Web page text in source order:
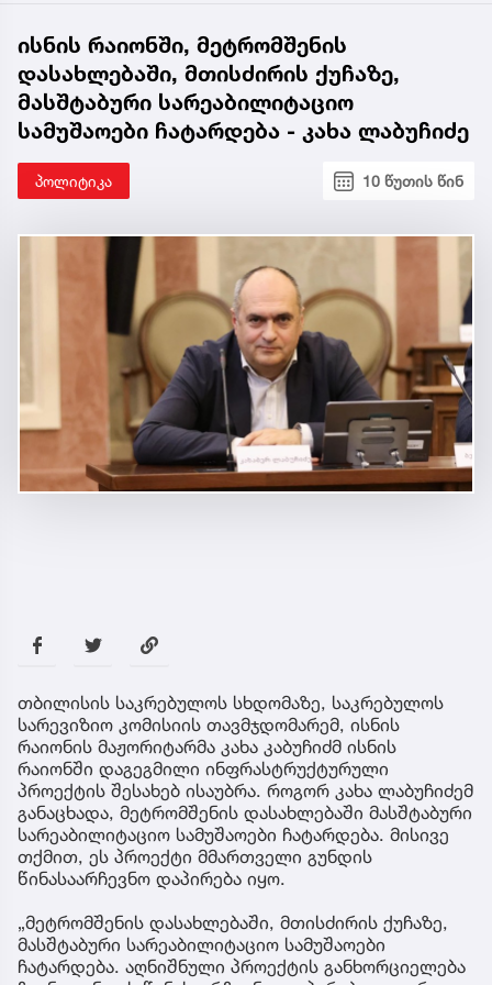
ისნის რაიონში, მეტრომშენის
დასახლებაში, მთისძირის ქუჩაზე,
მასშტაბური სარეაბილიტაციო
სამუშაოები ჩატარდება - კახა ლაბუჩიძე
პოლიტიკა 10 წუთის წინ
თბილისის საკრებულოს სხდომაზე, საკრებულოს
სარევიზიო კომისიის თავმჯდომარემ, ისნის
რაიონის მაჟორიტარმა კახა კაბუჩიძმ ისნის
რაიონში დაგეგმილი ინფრასტრუქტურული
პროექტის შესახებ ისაუბრა. როგორ კახა ლაბუჩიძემ
განაცხადა, მეტრომშენის დასახლებაში მასშტაბური
სარეაბილიტაციო სამუშაოები ჩატარდება. მისივე
თქმით, ეს პროექტი მმართველი გუნდის
წინასაარჩევნო დაპირება იყო.
„მეტრომშენის დასახლებაში, მთისძირის ქუჩაზე,
მასშტაბური სარეაბილიტაციო სამუშაოები
ჩატარდება. აღნიშნული პროექტის განხორციელება